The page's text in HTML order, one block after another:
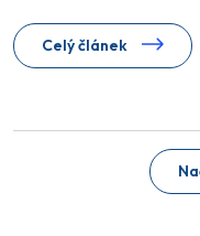
Celý článek